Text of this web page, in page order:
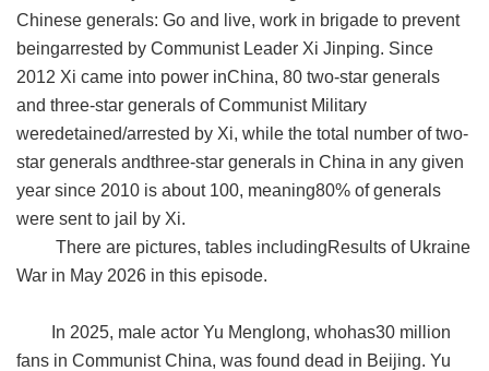
Chinese generals: Go and live, work in brigade to prevent
beingarrested by Communist Leader Xi Jinping. Since
2012 Xi came into power inChina, 80 two-star generals
and three-star generals of Communist Military
weredetained/arrested by Xi, while the total number of two-
star generals andthree-star generals in China in any given
year since 2010 is about 100, meaning80% of generals
were sent to jail by Xi.
There are pictures, tables includingResults of Ukraine
War in May 2026 in this episode.
In 2025, male actor Yu Menglong, whohas30 million
fans in Communist China, was found dead in Beijing. Yu